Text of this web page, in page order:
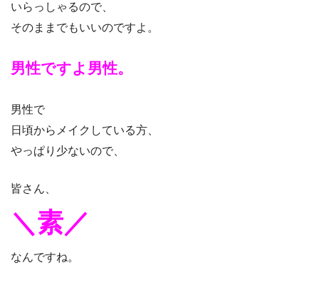
いらっしゃるので、
そのままでもいいのですよ。
男性ですよ男性。
男性で
日頃からメイクしている方、
やっぱり少ないので、
皆さん、
＼素／
なんですね。